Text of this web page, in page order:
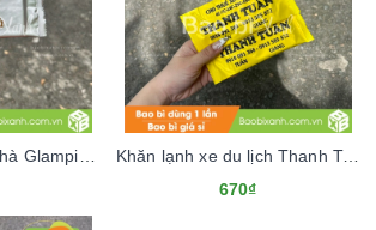
Khăn lạnh xe du lịch Thanh Tuấn
670₫